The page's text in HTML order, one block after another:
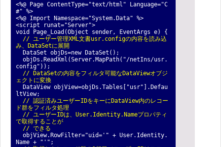
<%@ Page ContentType="text/html" Language="C
#" %>
<%@ Import Namespace="System.Data" %>
<script runat="Server">
void Page_Load(Object sender, EventArgs e) {
// ユーザー管理XML文書usr.configの内容を読み込
み、DataSetに展開
DataSet objDs=new DataSet();
objDs.ReadXml(Server.MapPath("/netIns/usr.
config"));
// DataSetの内容をフィルタ可能なDataViewオブジ
ェクトに変換
DataView objView=objDs.Tables["usr"].Defau
ltView;
// 認証済みユーザーIDをキーにDataView内のレコー
ド群をフィルタ処理
// ユーザーIDは、User.Identity.Nameプロパティ
で取得することが
// できる
objView.RowFilter="uid='" + User.Identity.
Name + "'";